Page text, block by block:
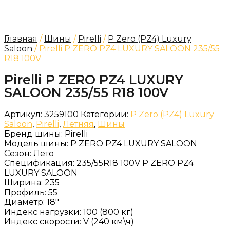
Главная / Шины / Pirelli / P Zero (PZ4) Luxury
Saloon / Pirelli P ZERO PZ4 LUXURY SALOON 235/55
R18 100V
Pirelli P ZERO PZ4 LUXURY
SALOON 235/55 R18 100V
Артикул: 3259100 Категории: P Zero (PZ4) Luxury
Saloon, Pirelli, Летняя, Шины
Бренд шины: Pirelli
Модель шины: P ZERO PZ4 LUXURY SALOON
Сезон: Лето
Спецификация: 235/55R18 100V P ZERO PZ4
LUXURY SALOON
Ширина: 235
Профиль: 55
Диаметр: 18''
Индекс нагрузки: 100 (800 кг)
Индекс скорости: V (240 км\ч)